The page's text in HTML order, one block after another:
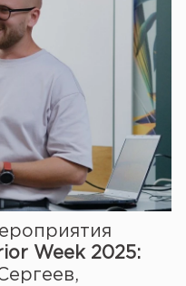
Week 2025: